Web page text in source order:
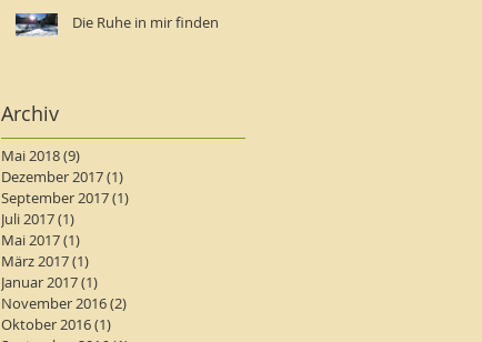
Die Ruhe in mir finden
Archiv
Mai 2018(9)
Dezember 2017(1)
September 2017(1)
Juli 2017(1)
Mai 2017(1)
März 2017(1)
Januar 2017(1)
November 2016(2)
Oktober 2016(1)